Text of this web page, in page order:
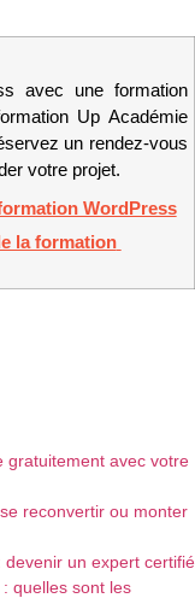
avec une formation
Up Académie
un rendez-vous
votre projet.
WordPress
la formation
gratuitement avec votre
reconvertir ou monter
un expert certifié
quelles sont les